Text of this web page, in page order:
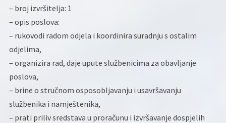
– broj izvršitelja: 1
– opis poslova:
– rukovodi radom odjela i koordinira suradnju s ostalim
odjelima,
– organizira rad, daje upute službenicima za obavljanje
poslova,
– brine o stručnom osposobljavanju i usavršavanju
službenika i namještenika,
– prati priliv sredstava u proračunu i izvršavanje dospjelih